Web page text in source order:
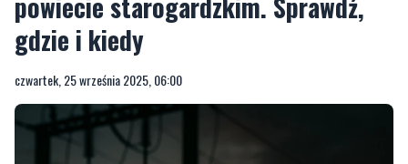
gdzie i kiedy
czwartek, 25 września 2025, 06:00